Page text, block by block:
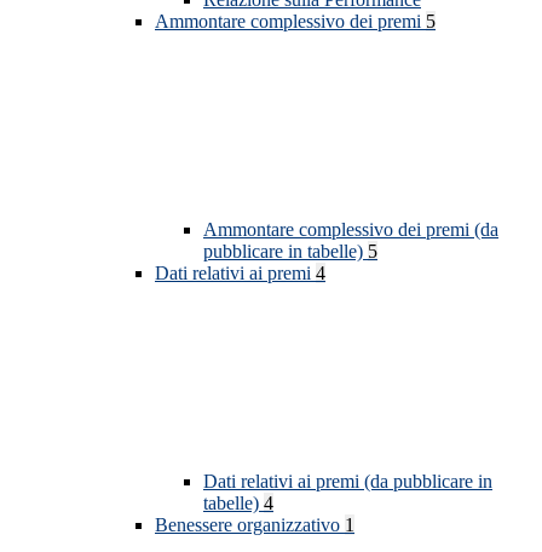
Ammontare complessivo dei premi 5
Ammontare complessivo dei premi (da
pubblicare in tabelle) 5
Dati relativi ai premi 4
Dati relativi ai premi (da pubblicare in
tabelle) 4
Benessere organizzativo 1